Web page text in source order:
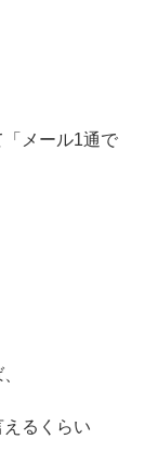
メール1通で
るくらい